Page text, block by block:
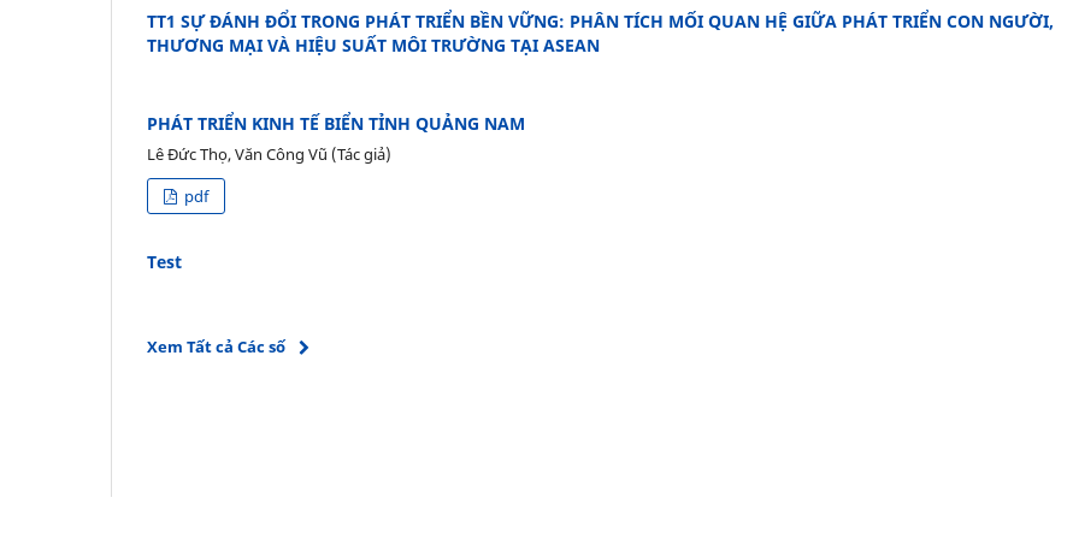
TT1 SỰ ĐÁNH ĐỔI TRONG PHÁT TRIỂN BỀN VỮNG: PHÂN TÍCH MỐI QUAN HỆ GIỮA PHÁT TRIỂN CON NGƯỜI,
THƯƠNG MẠI VÀ HIỆU SUẤT MÔI TRƯỜNG TẠI ASEAN
PHÁT TRIỂN KINH TẾ BIỂN TỈNH QUẢNG NAM
Lê Đức Thọ, Văn Công Vũ (Tác giả)
pdf
Test
Xem Tất cả Các số